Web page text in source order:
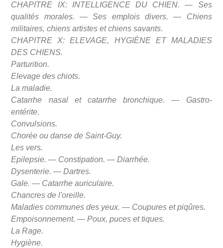
CHAPITRE IX: INTELLIGENCE DU CHIEN. — Ses
qualités morales. — Ses emplois divers. — Chiens
militaires, chiens artistes et chiens savants.
CHAPITRE X: ELEVAGE, HYGIÈNE ET MALADIES
DES CHIENS.
Parturition.
Elevage des chiots.
La maladie.
Catarrhe nasal et catarrhe bronchique. — Gastro-
entérite.
Convulsions.
Chorée ou danse de Saint-Guy.
Les vers.
Epilepsie. — Constipation. — Diarrhée.
Dysenterie. — Dartres.
Gale. — Catarrhe auriculaire.
Chancres de l'oreille.
Maladies communes des yeux. — Coupures et piqûres.
Empoisonnement. — Poux, puces et tiques.
La Rage.
Hygiène.